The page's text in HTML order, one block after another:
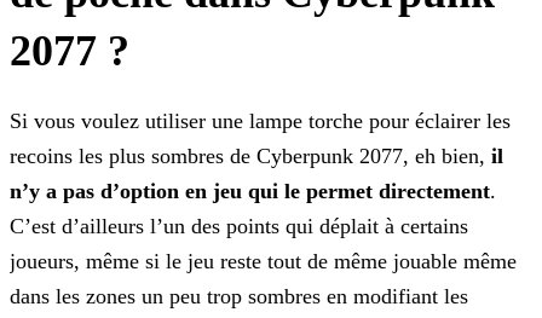
2077 ?
Si vous voulez utiliser une lampe torche pour éclairer les
recoins les plus sombres de Cyberpunk 2077, eh bien, il
n’y a pas d’option en jeu qui le permet directement.
C’est d’ailleurs l’un des points qui déplait à certains
joueurs, même si le jeu reste tout de même jouable même
dans les zones un peu trop sombres en modifiant les